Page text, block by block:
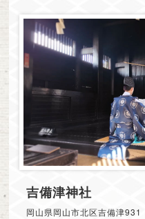
吉備津神社
岡山県岡山市北区吉備津931